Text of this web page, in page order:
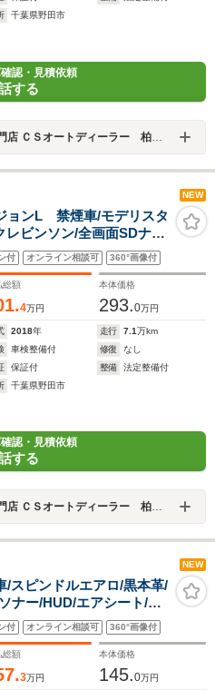
千葉県野田市
認・見積依頼
する
トディーラー 柏インター店 中古車専門店
NEW
ョンL 禁煙車/モデリスタ
ビンソン/全画面SDナビ/
リアランスソナー/パワー
クラ/電動シート/冷暖房
付 オンライン相談可 360°画像付
総額
4万円
本体価格
293.0万円
2018年 走行 7.1万km
車検整備付 修復
なし
保証付 整備
法定整備付
千葉県野田市
認・見積依頼
する
トディーラー 柏インター店 中古車専門店
NEW
ピンドルエアロ/黒本革/
ナー/HUD/エアシート/シ
ヘッドライト/オートハ
ロール/後席コントロール
付 オンライン相談可 360°画像付
総額
3万円
本体価格
145.0万円